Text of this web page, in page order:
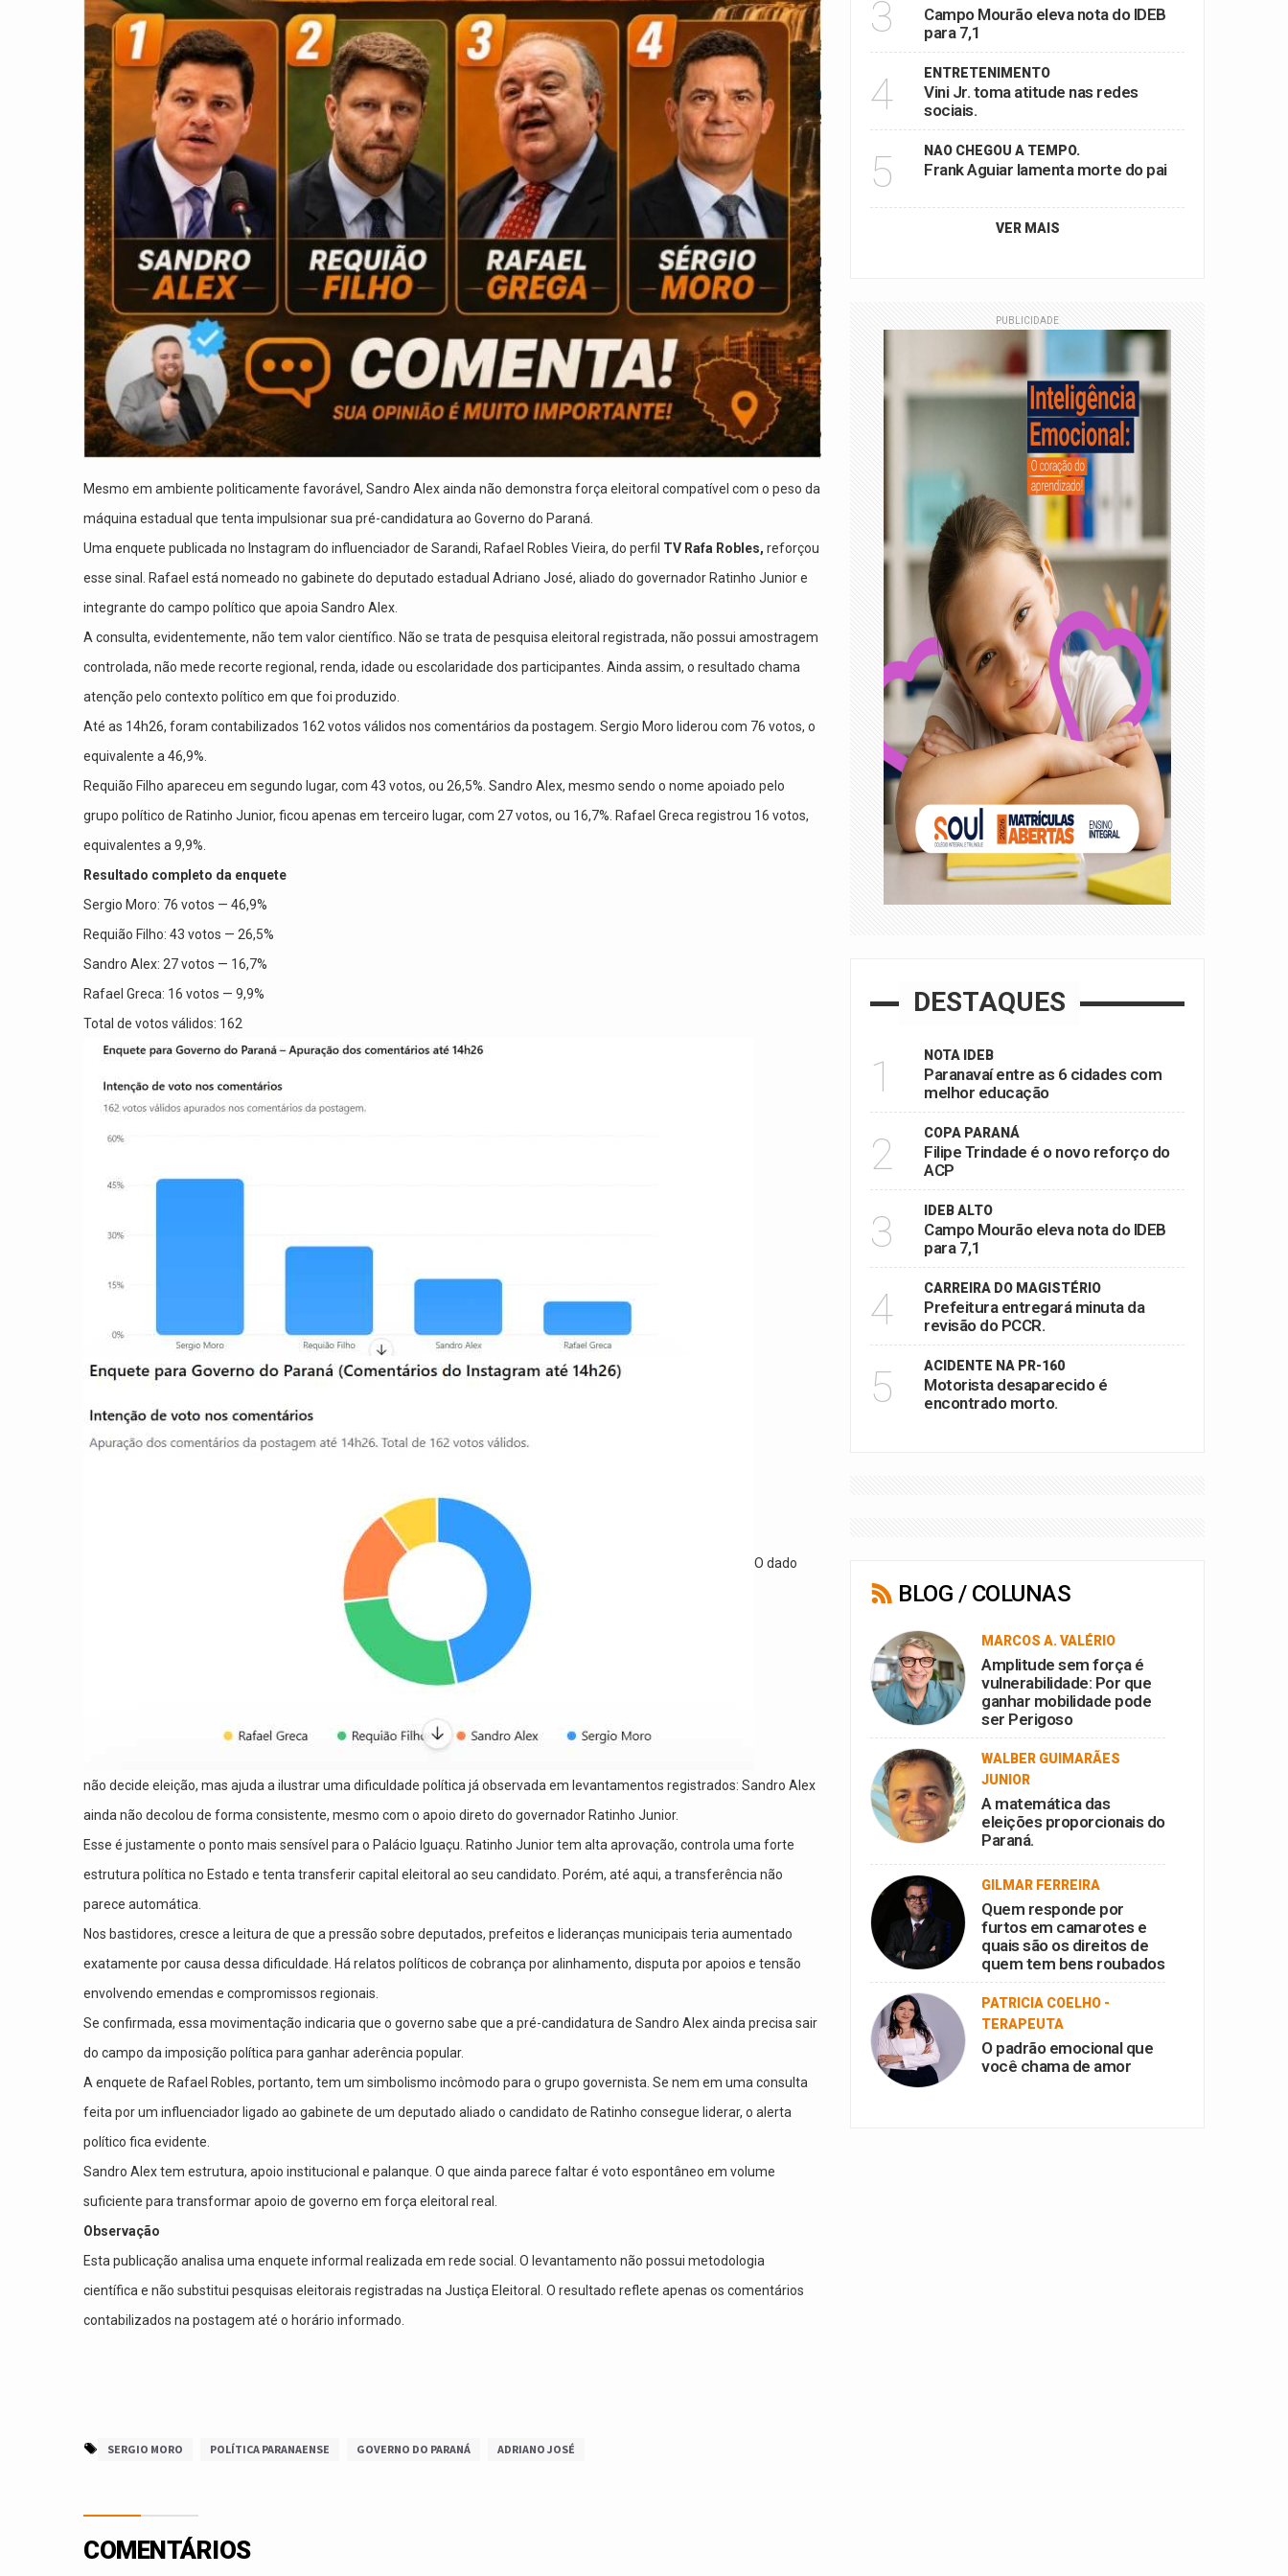
Mesmo em ambiente politicamente favorável, Sandro Alex ainda não demonstra força eleitoral compatível com o peso da
máquina estadual que tenta impulsionar sua pré-candidatura ao Governo do Paraná.
Uma enquete publicada no Instagram do influenciador de Sarandi, Rafael Robles Vieira, do perfil TV Rafa Robles, reforçou
esse sinal. Rafael está nomeado no gabinete do deputado estadual Adriano José, aliado do governador Ratinho Junior e
integrante do campo político que apoia Sandro Alex.
A consulta, evidentemente, não tem valor científico. Não se trata de pesquisa eleitoral registrada, não possui amostragem
controlada, não mede recorte regional, renda, idade ou escolaridade dos participantes. Ainda assim, o resultado chama
atenção pelo contexto político em que foi produzido.
Até as 14h26, foram contabilizados 162 votos válidos nos comentários da postagem. Sergio Moro liderou com 76 votos, o
equivalente a 46,9%.
Requião Filho apareceu em segundo lugar, com 43 votos, ou 26,5%. Sandro Alex, mesmo sendo o nome apoiado pelo
grupo político de Ratinho Junior, ficou apenas em terceiro lugar, com 27 votos, ou 16,7%. Rafael Greca registrou 16 votos,
equivalentes a 9,9%.
Resultado completo da enquete
Sergio Moro: 76 votos — 46,9%
Requião Filho: 43 votos — 26,5%
Sandro Alex: 27 votos — 16,7%
Rafael Greca: 16 votos — 9,9%
Total de votos válidos: 162
O dado
não decide eleição, mas ajuda a ilustrar uma dificuldade política já observada em levantamentos registrados: Sandro Alex
ainda não decolou de forma consistente, mesmo com o apoio direto do governador Ratinho Junior.
Esse é justamente o ponto mais sensível para o Palácio Iguaçu. Ratinho Junior tem alta aprovação, controla uma forte
estrutura política no Estado e tenta transferir capital eleitoral ao seu candidato. Porém, até aqui, a transferência não
parece automática.
Nos bastidores, cresce a leitura de que a pressão sobre deputados, prefeitos e lideranças municipais teria aumentado
exatamente por causa dessa dificuldade. Há relatos políticos de cobrança por alinhamento, disputa por apoios e tensão
envolvendo emendas e compromissos regionais.
Se confirmada, essa movimentação indicaria que o governo sabe que a pré-candidatura de Sandro Alex ainda precisa sair
do campo da imposição política para ganhar aderência popular.
A enquete de Rafael Robles, portanto, tem um simbolismo incômodo para o grupo governista. Se nem em uma consulta
feita por um influenciador ligado ao gabinete de um deputado aliado o candidato de Ratinho consegue liderar, o alerta
político fica evidente.
Sandro Alex tem estrutura, apoio institucional e palanque. O que ainda parece faltar é voto espontâneo em volume
suficiente para transformar apoio de governo em força eleitoral real.
Observação
Esta publicação analisa uma enquete informal realizada em rede social. O levantamento não possui metodologia
científica e não substitui pesquisas eleitorais registradas na Justiça Eleitoral. O resultado reflete apenas os comentários
contabilizados na postagem até o horário informado.
SERGIO MORO POLÍTICA PARANAENSE GOVERNO DO PARANÁ ADRIANO JOSÉ
COMENTÁRIOS
3
Campo Mourão eleva nota do IDEB
para 7,1
4 ENTRETENIMENTO
Vini Jr. toma atitude nas redes
sociais.
5 NAO CHEGOU A TEMPO.
Frank Aguiar lamenta morte do pai
VER MAIS
PUBLICIDADE
DESTAQUES
1 NOTA IDEB
Paranavaí entre as 6 cidades com
melhor educação
2 COPA PARANÁ
Filipe Trindade é o novo reforço do
ACP
3 IDEB ALTO
Campo Mourão eleva nota do IDEB
para 7,1
4 CARREIRA DO MAGISTÉRIO
Prefeitura entregará minuta da
revisão do PCCR.
5 ACIDENTE NA PR-160
Motorista desaparecido é
encontrado morto.
BLOG / COLUNAS
MARCOS A. VALÉRIO
Amplitude sem força é
vulnerabilidade: Por que
ganhar mobilidade pode
ser Perigoso
WALBER GUIMARÃES
JUNIOR
A matemática das
eleições proporcionais do
Paraná.
GILMAR FERREIRA
Quem responde por
furtos em camarotes e
quais são os direitos de
quem tem bens roubados
PATRICIA COELHO -
TERAPEUTA
O padrão emocional que
você chama de amor